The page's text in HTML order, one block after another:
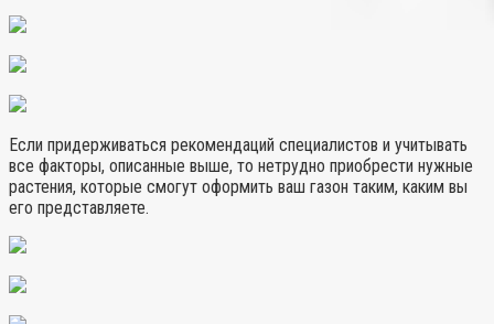
Если придерживаться рекомендаций специалистов и учитывать
все факторы, описанные выше, то нетрудно приобрести нужные
растения, которые смогут оформить ваш газон таким, каким вы
его представляете.